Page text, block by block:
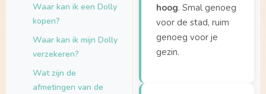
Waar kan ik een Dolly
kopen?
Waar kan ik mijn Dolly
verzekeren?
Wat zijn de
afmetingen van de
hoog. Smal genoeg
voor de stad, ruim
genoeg voor je
gezin.